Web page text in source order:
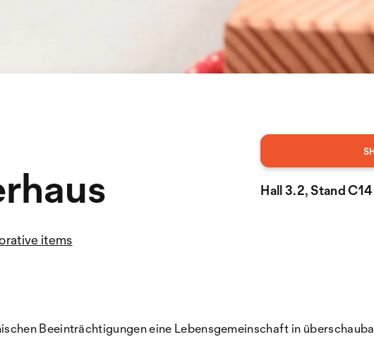
items
Hall 3.2, Stand C14
Beeinträchtigungen eine Lebensgemeinschaft in